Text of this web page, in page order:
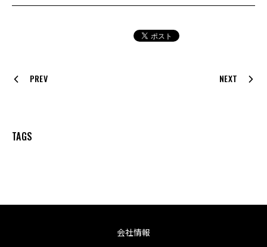
PREV NEXT
TAGS
会社情報